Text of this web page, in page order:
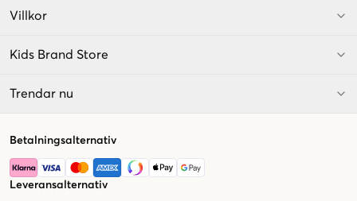
Villkor
Kids Brand Store
Trendar nu
Betalningsalternativ
Leveransalternativ